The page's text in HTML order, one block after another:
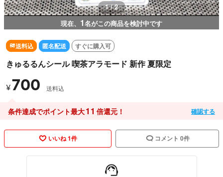
1 / 2
現在、 1名がこの商品を検討中です
送料込 匿名配送 すぐに購入可
きゅるるんシール 喫茶アラモード 新作 夏限定
¥700 送料込
条件達成でポイント最大11 倍還元！ 確認する
いいね 1件 コメント 0件